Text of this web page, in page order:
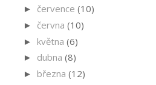
► července (10)
► června (10)
► května (6)
► dubna (8)
► března (12)